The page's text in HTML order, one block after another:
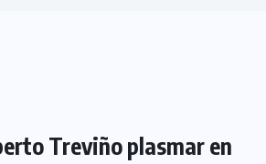
Treviño plasmar en